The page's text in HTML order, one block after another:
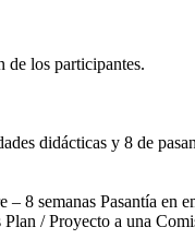
de los participantes.
didácticas y 8 de
8 semanas Pasantía en
/ Proyecto a una